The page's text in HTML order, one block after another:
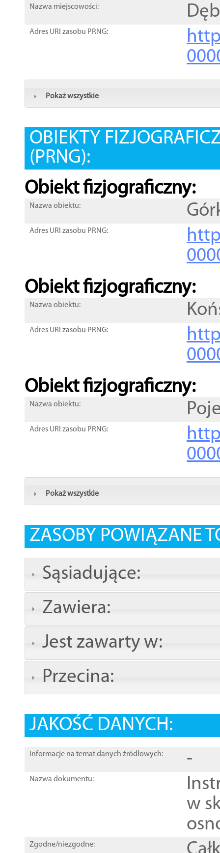
Nazwa miejscowości:
Adres URI zasobu PRNG:
Pokaż wszystkie
OBIEKTY
(PRNG):
Obiekt fizjograficzny:
Nazwa obiektu:
Adres URI zasobu PRNG:
Obiekt fizjograficzny:
Nazwa obiektu:
Adres URI zasobu PRNG:
Obiekt fizjograficzny:
Nazwa obiektu:
Adres URI zasobu PRNG:
Pokaż wszystkie
ZASOBY POWIĄZANE
Sąsiadujące:
Zawiera:
Jest zawarty w:
Przecina:
JAKOŚĆ DANYCH:
Informacje na temat danych źródłowych: -
Nazwa dokumentu:
w
Zgodne/niezgodne: